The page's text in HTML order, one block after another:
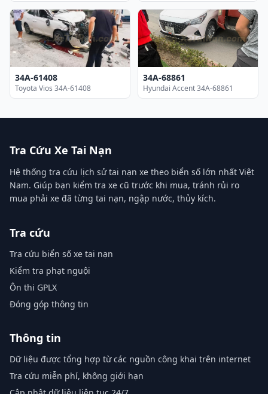
34A-61408
Toyota Vios 34A-61408
34A-68861
Hyundai Accent 34A-68861
Tra Cứu Xe Tai Nạn
Hệ thống tra cứu lịch sử tai nạn xe theo biển số lớn nhất Việt
Nam. Giúp bạn kiểm tra xe cũ trước khi mua, tránh rủi ro
mua phải xe đã từng tai nạn, ngập nước, thủy kích.
Tra cứu
Tra cứu biển số xe tai nạn
Kiểm tra phạt nguội
Ôn thi GPLX
Đóng góp thông tin
Thông tin
Dữ liệu được tổng hợp từ các nguồn công khai trên internet
Tra cứu miễn phí, không giới hạn